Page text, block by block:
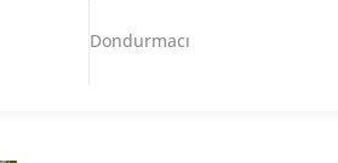
Dondurmacı